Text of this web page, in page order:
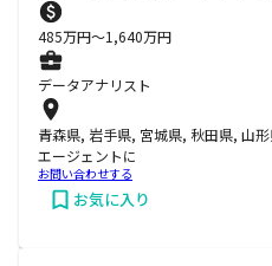
485万円〜1,640万円
データアナリスト
青森県, 岩手県, 宮城県, 秋田県, 山
エージェントに
お問い合わせする
お気に入り